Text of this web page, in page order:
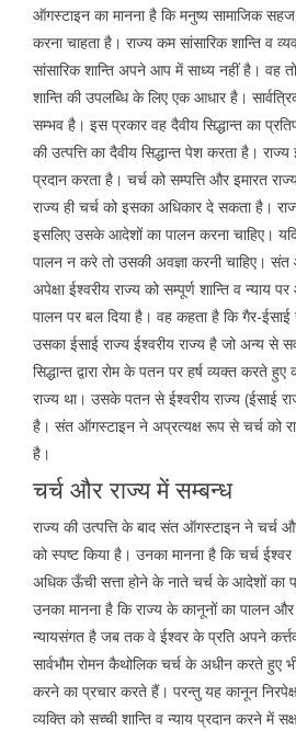
ऑगस्टाइन का मानना है कि मनुष्य सामाजिक सहज
करना चाहता है। राज्य कम सांसारिक शान्ति व
सांसारिक शान्ति अपने आप में साध्य नहीं है। वह
शान्ति की उपलब्धि के लिए एक आधार है।
सम्भव है। इस प्रकार वह दैवीय सिद्धान्त का
की उत्पत्ति का दैवीय सिद्धान्त पेश करता है।
प्रदान करता है। चर्च को सम्पत्ति और इमारत
राज्य ही चर्च को इसका अधिकार दे सकता है।
इसलिए उसके आदेशों का पालन करना चाहिए।
पालन न करे तो उसकी अवज्ञा करनी चाहिए।
अपेक्षा ईश्वरीय राज्य को सम्पूर्ण शान्ति व न्याय
पालन पर बल दिया है। वह कहता है कि गैर-ईसाई
उसका ईसाई राज्य ईश्वरीय राज्य है जो अन्य से
सिद्धान्त द्वारा रोम के पतन पर हर्ष व्यक्त करते
राज्य था। उसके पतन से ईश्वरीय राज्य (ईसाई
है। संत ऑगस्टाइन ने अप्रत्यक्ष रूप से चर्च को
है।
चर्च और राज्य में सम्बन्ध
राज्य की उत्पत्ति के बाद संत ऑगस्टाइन ने चर्च
को स्पष्ट किया है। उनका मानना है कि चर्च
अधिक ऊँची सत्ता होने के नाते चर्च के आदेशों
उनका मानना है कि राज्य के कानूनों का पालन और
न्यायसंगत है जब तक वे ईश्वर के प्रति अपने
सार्वभौम रोमन कैथोलिक चर्च के अधीन करते हुए
करने का प्रचार करते हैं। परन्तु यह कानून
व्यक्ति को सच्ची शान्ति व न्याय प्रदान करने में